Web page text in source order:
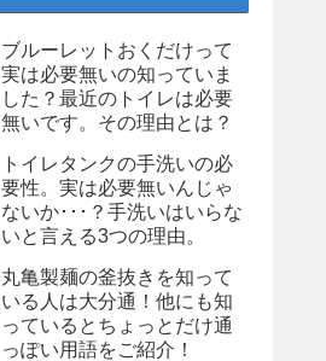
ブルーレットおくだけって
実は必要無いの知っていま
した？最近のトイレは必要
無いです。その理由とは？
トイレタンクの手洗いの必
要性。実は必要無いんじゃ
ないか･･･？手洗いはいらな
いと言える3つの理由。
丸亀製麺の釜抜きを知って
いる人は大分通！他にも知
っているとちょっとだけ通
っぽい用語をご紹介！